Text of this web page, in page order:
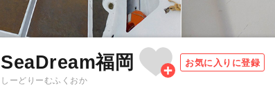
SeaDream福岡
しーどりーむふくおか
お気に入りに登録